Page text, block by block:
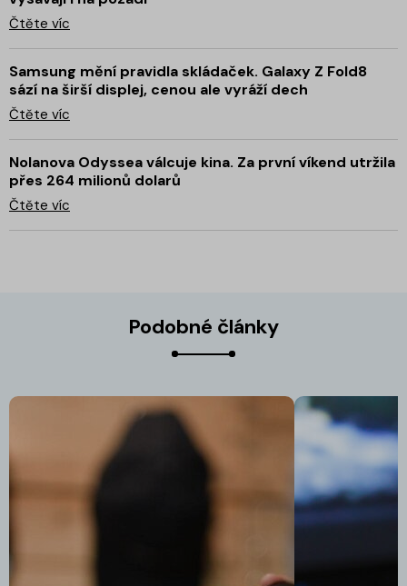
Čtěte víc
Samsung mění pravidla skládaček. Galaxy Z Fold8
sází na širší displej, cenou ale vyráží dech
Čtěte víc
Nolanova Odyssea válcuje kina. Za první víkend utržila
přes 264 milionů dolarů
Čtěte víc
Podobné články